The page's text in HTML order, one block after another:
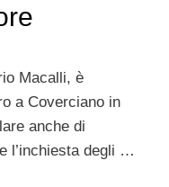
Macalli, è
a Coverciano in
anche di
l’inchiesta degli …